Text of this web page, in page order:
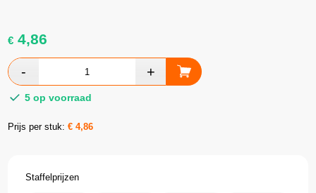
€ 4,86
5 op voorraad
Prijs per stuk:€4,86
Staffelprijzen